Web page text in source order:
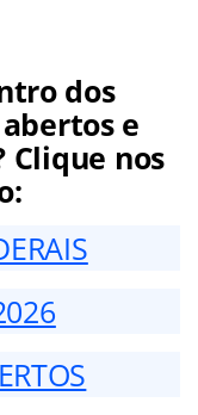
dos
e
Clique nos